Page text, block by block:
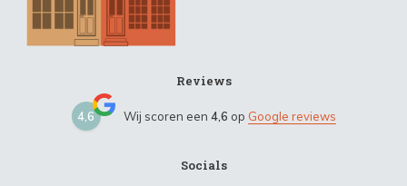
Reviews
4,6 Wij scoren een 4,6 op Google reviews
Socials